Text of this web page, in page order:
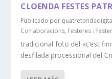
CLOENDA FESTES
Publicado por
Col·laboracions, Festeres i
tradicional foto del «c’est
desfilada processional del